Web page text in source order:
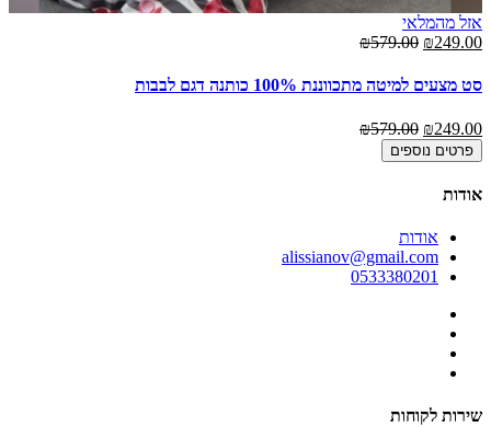
אזל מהמלאי
₪249.00
₪579.00
סט מצעים למיטה מתכווננת 100% כותנה דגם לבבות
₪249.00
₪579.00
פרטים נוספים
אודות
אודות
alissianov@gmail.com
0533380201
שירות לקוחות